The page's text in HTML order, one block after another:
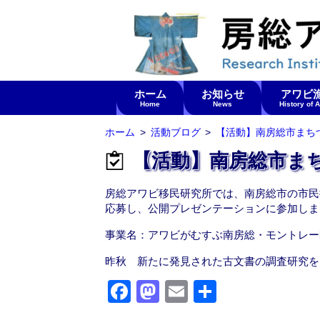
ホーム
Home
お知らせ
News
アワビ
History of
ホーム 活動ブログ 【活動】南房総市まち
【活動】南房総市
房総アワビ移民研究所では、南房総市の市
応募し、公開プレゼンテーションに参加しま
事業名：アワビがむすぶ南房総・モントレ
昨秋 新たに発見された古文書の調査研究を
F
M E